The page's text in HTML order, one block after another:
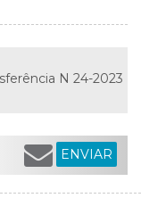
N 24-2023
ENVIAR